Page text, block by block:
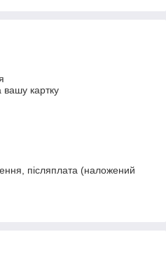
вашу картку
післяплата (наложений